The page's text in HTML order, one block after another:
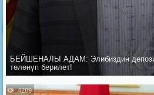
БЕЙШЕНАЛЫ АДАМ: Элибиздин
төлөнүп берилет!
4289